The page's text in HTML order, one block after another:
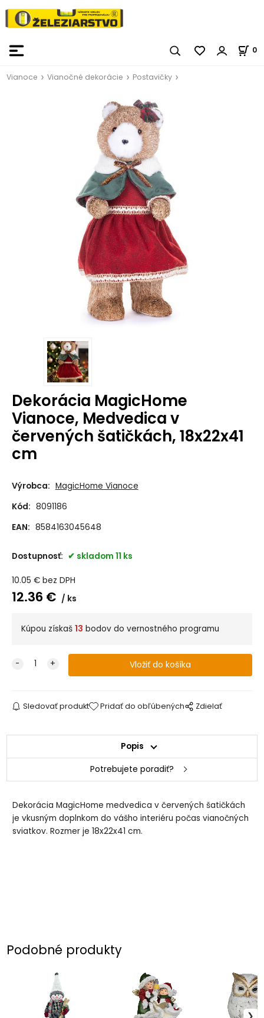
0
Vianoce Vianočné dekorácie Postavičky
Dekorácia MagicHome
Vianoce, Medvedica v
červených šatičkách, 18x22x41
cm
Výrobca: MagicHome Vianoce
Kód: 8091186
EAN: 8584163045648
Dostupnosť: skladom 11 ks
10.05 € bez DPH
12.36 € ks
Kúpou získaš 13 bodov do vernostného programu
Sledovať produkt Pridať do obľúbených Zdielať
Popis
Potrebujete poradiť?
Dekorácia MagicHome medvedica v červených šatičkách
je vkusným doplnkom do vášho interiéru počas vianočných
sviatkov. Rozmer je 18x22x41 cm.
Podobné produkty